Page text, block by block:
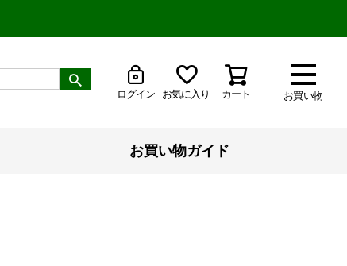
お買い物
ログイン お気に入り カート
お買い物ガイド